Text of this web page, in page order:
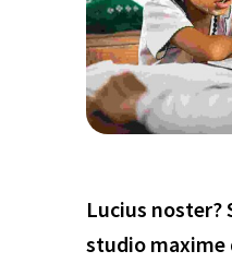
Lucius noster?
studio maxime